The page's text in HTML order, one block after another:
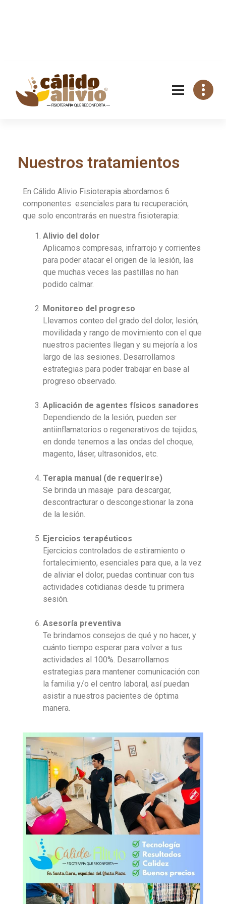
Nuestros tratamientos
En Cálido Alivio Fisioterapia abordamos 6
componentes esenciales para tu recuperación,
que solo encontrarás en nuestra fisioterapia:
Alivio del dolor
Aplicamos compresas, infrarrojo y corrientes
para poder atacar el origen de la lesión, las
que muchas veces las pastillas no han
podido calmar.
Monitoreo del progreso
Llevamos conteo del grado del dolor, lesión,
movilidada y rango de movimiento con el que
nuestros pacientes llegan y su mejoría a los
largo de las sesiones. Desarrollamos
estrategias para poder trabajar en base al
progreso observado.
Aplicación de agentes físicos sanadores
Dependiendo de la lesión, pueden ser
antiinflamatorios o regenerativos de tejidos,
en donde tenemos a las ondas del choque,
magento, láser, ultrasonidos, etc.
Terapia manual (de requerirse)
Se brinda un masaje para descargar,
descontracturar o descongestionar la zona
de la lesión.
Ejercicios terapéuticos
Ejercicios controlados de estiramiento o
fortalecimiento, esenciales para que, a la vez
de aliviar el dolor, puedas continuar con tus
actividades cotidianas desde tu primera
sesión.
Asesoría preventiva
Te brindamos consejos de qué y no hacer, y
cuánto tiempo esperar para volver a tus
actividades al 100%. Desarrollamos
estrategias para mantener comunicación con
la familia y/o el centro laboral, así puedan
asistir a nuestros pacientes de óptima
manera.